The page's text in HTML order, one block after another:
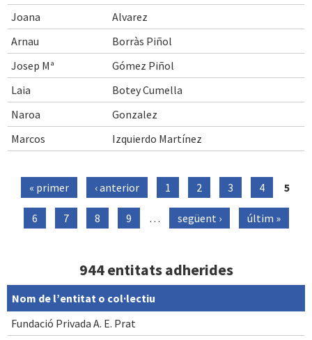
Joana
Alvarez
Arnau
Borràs Piñol
Josep Mª
Gómez Piñol
Laia
Botey Cumella
Naroa
Gonzalez
Marcos
Izquierdo Martínez
Pàgines
« primer ‹ anterior 1 2 3 4 5
6 7 8 9 … següent › últim »
944 entitats adherides
Nom de l’entitat o col·lectiu
Fundació Privada A. E. Prat